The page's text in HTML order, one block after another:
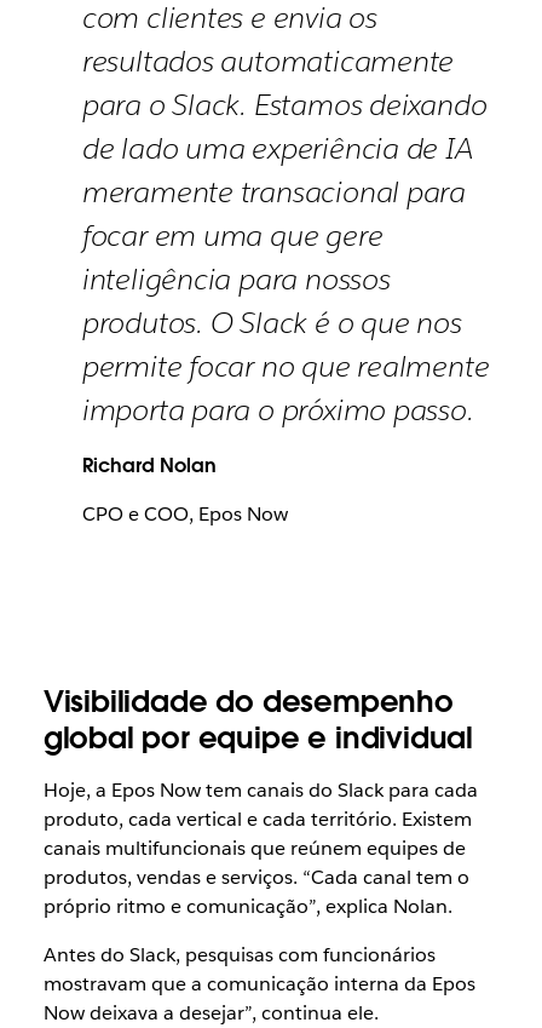
com clientes e envia os
resultados automaticamente
para o Slack. Estamos deixando
de lado uma experiência de IA
meramente transacional para
focar em uma que gere
inteligência para nossos
produtos. O Slack é o que nos
permite focar no que realmente
importa para o próximo passo.
Richard Nolan
CPO e COO, Epos Now
Visibilidade do desempenho
global por equipe e individual
Hoje, a Epos Now tem canais do Slack para cada
produto, cada vertical e cada território. Existem
canais multifuncionais que reúnem equipes de
produtos, vendas e serviços. “Cada canal tem o
próprio ritmo e comunicação”, explica Nolan.
Antes do Slack, pesquisas com funcionários
mostravam que a comunicação interna da Epos
Now deixava a desejar”, continua ele.